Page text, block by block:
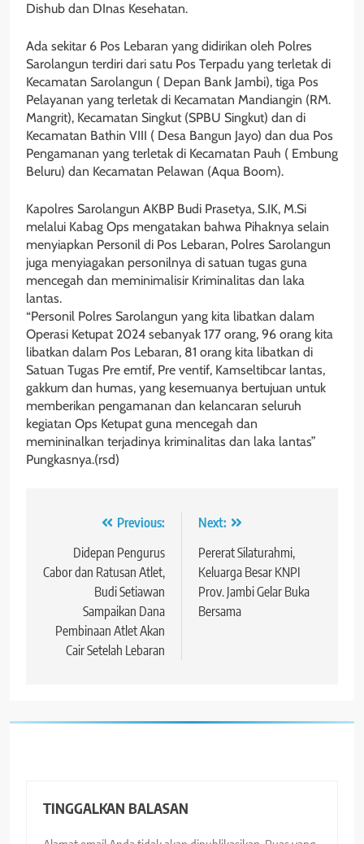
Dishub dan DInas Kesehatan.
Ada sekitar 6 Pos Lebaran yang didirikan oleh Polres
Sarolangun terdiri dari satu Pos Terpadu yang terletak di
Kecamatan Sarolangun ( Depan Bank Jambi), tiga Pos
Pelayanan yang terletak di Kecamatan Mandiangin (RM.
Mangrit), Kecamatan Singkut (SPBU Singkut) dan di
Kecamatan Bathin VIII ( Desa Bangun Jayo) dan dua Pos
Pengamanan yang terletak di Kecamatan Pauh ( Embung
Beluru) dan Kecamatan Pelawan (Aqua Boom).
Kapolres Sarolangun AKBP Budi Prasetya, S.IK, M.Si
melalui Kabag Ops mengatakan bahwa Pihaknya selain
menyiapkan Personil di Pos Lebaran, Polres Sarolangun
juga menyiagakan personilnya di satuan tugas guna
mencegah dan meminimalisir Kriminalitas dan laka
lantas.
“Personil Polres Sarolangun yang kita libatkan dalam
Operasi Ketupat 2024 sebanyak 177 orang, 96 orang kita
libatkan dalam Pos Lebaran, 81 orang kita libatkan di
Satuan Tugas Pre emtif, Pre ventif, Kamseltibcar lantas,
gakkum dan humas, yang kesemuanya bertujuan untuk
memberikan pengamanan dan kelancaran seluruh
kegiatan Ops Ketupat guna mencegah dan
memininalkan terjadinya kriminalitas dan laka lantas”
Pungkasnya.(rsd)
Navigasi Previous:
Didepan Pengurus
Cabor dan Ratusan Atlet,
Budi Setiawan
Sampaikan Dana
Pembinaan Atlet Akan
Cair Setelah Lebaran
Next:
Pererat Silaturahmi,
Keluarga Besar KNPI
Prov. Jambi Gelar Buka
Bersama
TINGGALKAN BALASAN